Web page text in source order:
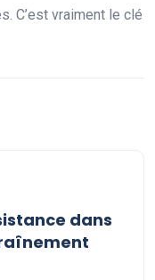
C’est vraiment le clé
dans